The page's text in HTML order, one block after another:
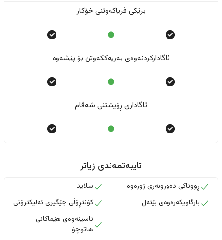
برێکی فریاکەوتنی خۆکار
ئاگادارکردنەوەی بەریەککەوتن بۆ پێشەوە
ئاگاداری ڕۆیشتنی شەقام
تایبەتمەندی زیاتر
ڕووناکی دەوروبەری ژورەوە
بارگاویکەرەوەی بێتەل
سلاید
کۆنتڕۆڵی جێگیری ئەلیکترۆنی
ناسینەوەی هێماکانی
هاتوچۆ